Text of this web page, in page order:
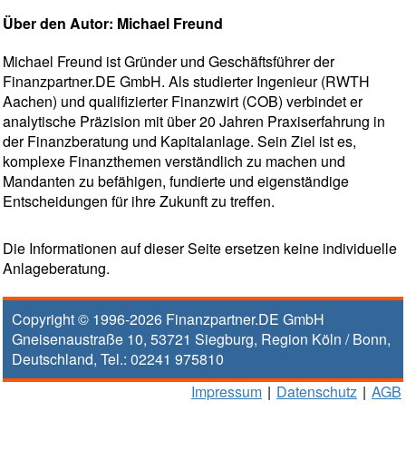
Über den Autor: Michael Freund
Michael Freund ist Gründer und Geschäftsführer der
Finanzpartner.DE GmbH. Als studierter Ingenieur (RWTH
Aachen) und qualifizierter Finanzwirt (COB) verbindet er
analytische Präzision mit über 20 Jahren Praxiserfahrung in
der Finanzberatung und Kapitalanlage. Sein Ziel ist es,
komplexe Finanzthemen verständlich zu machen und
Mandanten zu befähigen, fundierte und eigenständige
Entscheidungen für ihre Zukunft zu treffen.
Die Informationen auf dieser Seite ersetzen keine individuelle
Anlageberatung.
Copyright © 1996-2026 Finanzpartner.DE GmbH
Gneisenaustraße 10, 53721 Siegburg, Region Köln / Bonn,
Deutschland, Tel.: 02241 975810
Impressum | Datenschutz | AGB